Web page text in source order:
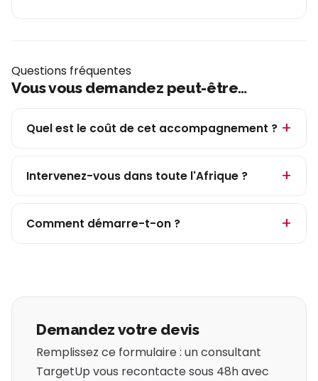
Questions fréquentes
Vous vous demandez peut-être…
Quel est le coût de cet accompagnement ?
Intervenez-vous dans toute l'Afrique ?
Comment démarre-t-on ?
Demandez votre devis
Remplissez ce formulaire : un consultant
TargetUp vous recontacte sous 48h avec